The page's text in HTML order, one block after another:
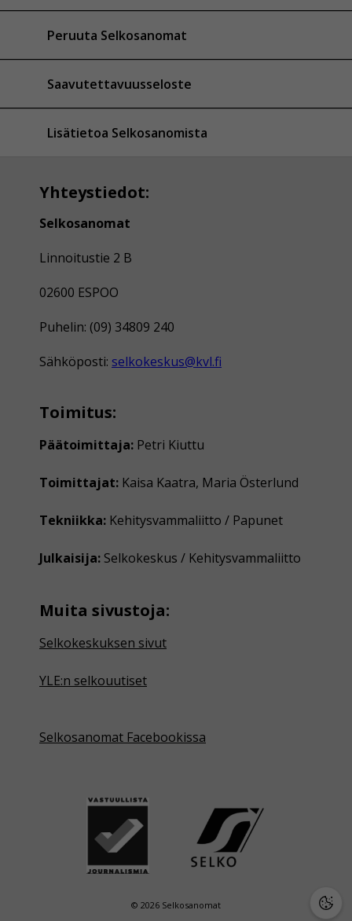
Peruuta Selkosanomat
Saavutettavuusseloste
Lisätietoa Selkosanomista
Yhteystiedot:
Selkosanomat
Linnoitustie 2 B
02600 ESPOO
Puhelin: (09) 34809 240
Sähköposti: selkokeskus@kvl.fi
Toimitus:
Päätoimittaja: Petri Kiuttu
Toimittajat: Kaisa Kaatra, Maria Österlund
Tekniikka: Kehitysvammaliitto / Papunet
Julkaisija: Selkokeskus / Kehitysvammaliitto
Muita sivustoja:
Selkokeskuksen sivut
YLE:n selkouutiset
Selkosanomat Facebookissa
© 2026 Selkosanomat